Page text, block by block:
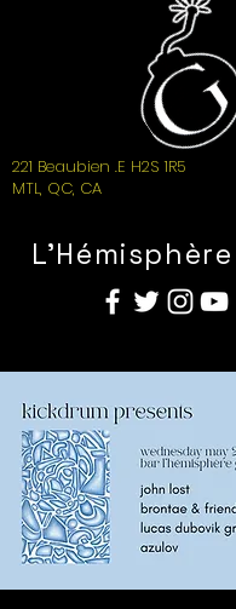
221 Beaubien .E H2S 1R5
MTL, QC, CA